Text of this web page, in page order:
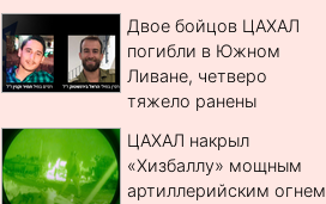
Двое бойцов ЦАХАЛ
погибли в Южном
Ливане, четверо
тяжело ранены
ЦАХАЛ накрыл
«Хизбаллу» мощным
артиллерийским огнем